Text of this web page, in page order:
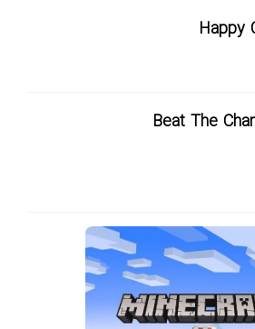
Happy
Beat The